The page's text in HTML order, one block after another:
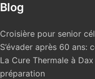
Blog
Croisière pour senior
S’évader après 60 ans:
La Cure Thermale à
préparation